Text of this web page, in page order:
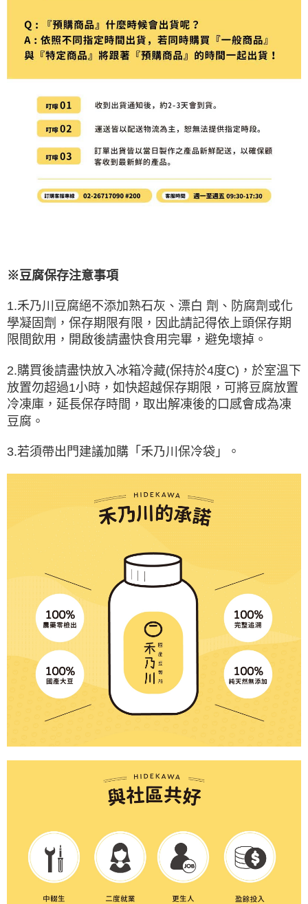
※豆腐保存注意事項
1.禾乃川豆腐絕不添加熟石灰、漂白 劑、防腐劑或化
學凝固劑，保存期限有限，因此請記得依上頭保存期
限間飲用，開啟後請盡快食用完畢，避免壞掉。
2.購買後請盡快放入冰箱冷藏(保持於4度C)，於室溫下
放置勿超過1小時，如快超越保存期限，可將豆腐放置
冷凍庫，延長保存時間，取出解凍後的口感會成為凍
豆腐。
3.若須帶出門建議加購「禾乃川保冷袋」。